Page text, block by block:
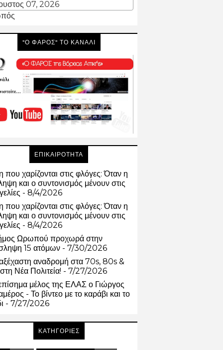
07, 2026
"Ο ΦΑΡΟΣ" ΤΟ ΚΑΝΑΛΙ
ΕΠΙΚΑΙΡΟΤΗΤΑ
που χαρίζονται στις φλόγες: Όταν η
και ο συντονισμός μένουν στις
- 8/4/2026
που χαρίζονται στις φλόγες: Όταν η
και ο συντονισμός μένουν στις
- 8/4/2026
Ωρωπού προχωρά στην
15 ατόμων - 7/30/2026
αναδρομή στα 70s, 80s &
Νέα Πολιτεία! - 7/27/2026
μέλος της ΕΛΑΣ ο Γιώργος
- Το βίντεο με το καράβι και το
- 7/27/2026
ΚΑΤΗΓΟΡΙΕΣ